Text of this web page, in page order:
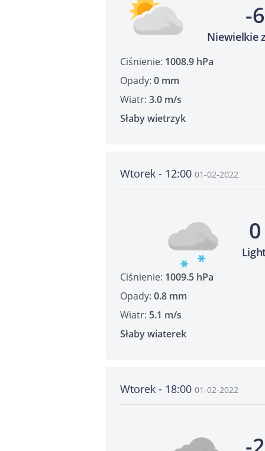
-
Niewielkie
Ciśnienie: 1008.9 hPa
Opady: 0 mm
Wiatr: 3.0 m/s
Słaby wietrzyk
Wtorek - 12:00 01-02-2022
Ciśnienie: 1009.5 hPa
Opady: 0.8 mm
Wiatr: 5.1 m/s
Słaby wiaterek
Wtorek - 18:00 01-02-2022